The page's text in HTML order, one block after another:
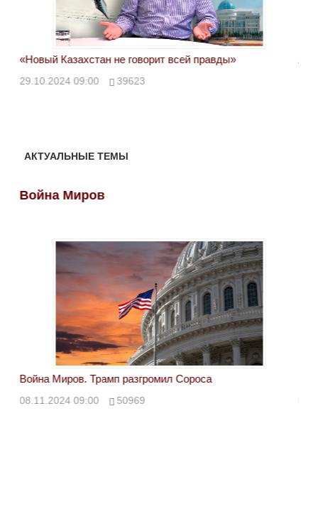
«Новый Казахстан не говорит всей правды»
29.10.2024 09:00 39623
АКТУАЛЬНЫЕ ТЕМЫ
Война Миров
Война Миров. Трамп разгромил Сороса
08.11.2024 09:00 50969